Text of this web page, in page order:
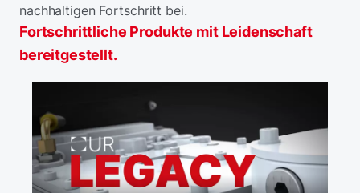
nachhaltigen Fortschritt bei.
Fortschrittliche Produkte mit Leidenschaft
bereitgestellt.